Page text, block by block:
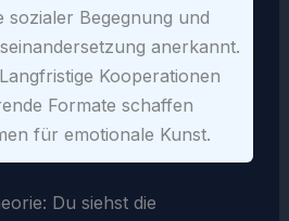
sozialer Begegnung und
anerkannt.
Kooperationen
Formate schaffen
für emotionale Kunst.
Du siehst die